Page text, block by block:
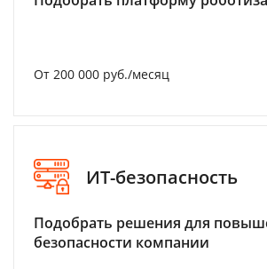
От 200 000 руб./месяц
ИТ-безопасность
Подобрать решения для
безопасности компании